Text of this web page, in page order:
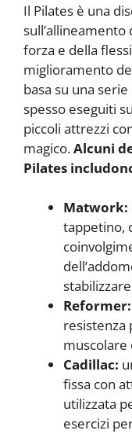
Il Pilates è una
sull’allineamento
forza e della
miglioramento
basa su una
spesso eseguiti
piccoli attrezzi
magico.Alcuni
Pilates
Matwork:
tappetino,
Reformer:
resistenza
muscolare
Cadillac:
fissa con
utilizzata
esercizi